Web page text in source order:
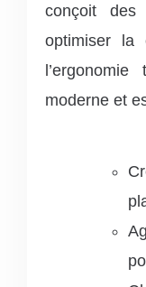
conçoit des
optimiser la
moderne et